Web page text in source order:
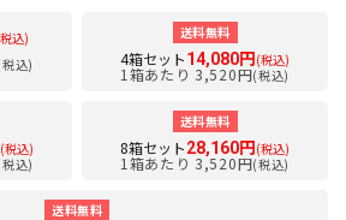
込)
込)
送料無料
4箱セット14,080円 (税込)
1箱あたり 3,520円(税込)
(税込)
込)
送料無料
8箱セット28,160円 (税込)
1箱あたり 3,520円(税込)
送料無料